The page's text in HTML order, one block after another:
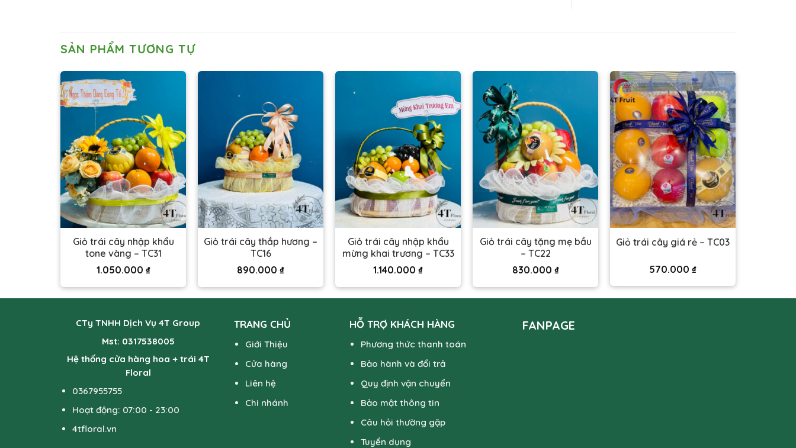
SẢN PHẨM TƯƠNG TỰ
Giỏ trái cây nhập khẩu
tone vàng – TC31
1.050.000 ₫
Giỏ trái cây thắp hương –
TC16
890.000 ₫
Giỏ trái cây nhập khẩu
mừng khai trương – TC33
1.140.000 ₫
Giỏ trái cây tặng mẹ bầu
– TC22
830.000 ₫
Giỏ trái cây giá rẻ – TC03
570.000 ₫
CTy TNHH Dịch Vụ 4T Group
Mst: 0317538005
Hệ thống cửa hàng hoa + trái 4T
Floral
0367955755
Hoạt động: 07:00 - 23:00
4tfloral.vn
TRANG CHỦ
Giới Thiệu
Cửa hàng
Liên hệ
Chi nhánh
HỖ TRỢ KHÁCH HÀNG
Phương thức thanh toán
Bảo hành và đổi trả
Quy định vận chuyển
Bảo mật thông tin
Câu hỏi thường gặp
Tuyển dụng
FANPAGE